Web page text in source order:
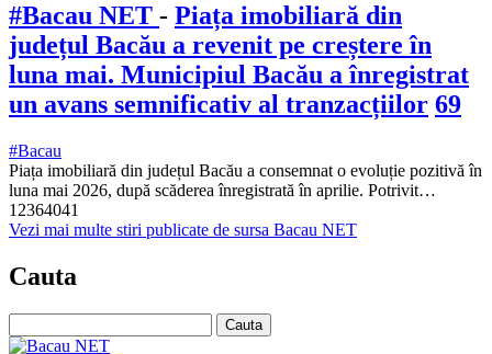
#Bacau NET - Piața imobiliară din
județul Bacău a revenit pe creștere în
luna mai. Municipiul Bacău a înregistrat
un avans semnificativ al tranzacțiilor 69
#Bacau
Piața imobiliară din județul Bacău a consemnat o evoluție pozitivă în
luna mai 2026, după scăderea înregistrată în aprilie. Potrivit…
12364041
Vezi mai multe stiri publicate de sursa Bacau NET
Cauta